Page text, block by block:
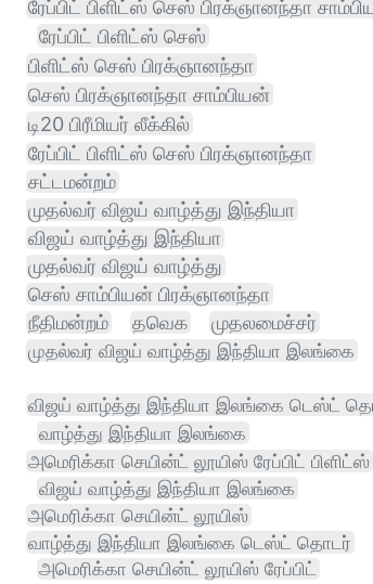
ரேப்பிட் பிளிட்ஸ் செஸ் பிரக்ஞானந்தா
ரேப்பிட் பிளிட்ஸ் செஸ்
பிளிட்ஸ் செஸ் பிரக்ஞானந்தா
செஸ் பிரக்ஞானந்தா சாம்பியன்
டி20 பிரீமியர் லீக்கில்
ரேப்பிட் பிளிட்ஸ் செஸ் பிரக்ஞானந்தா
சட்டமன்றம்
முதல்வர் விஜய் வாழ்த்து இந்தியா
விஜய் வாழ்த்து இந்தியா
முதல்வர் விஜய் வாழ்த்து
செஸ் சாம்பியன் பிரக்ஞானந்தா
நீதிமன்றம்
தவெக
முதலமைச்சர்
முதல்வர் விஜய் வாழ்த்து இந்தியா இலங்கை
விஜய் வாழ்த்து இந்தியா இலங்கை டெஸ்ட்
வாழ்த்து இந்தியா இலங்கை
அமெரிக்கா செயின்ட் லூயிஸ் ரேப்பிட் பிளிட்ஸ்
விஜய் வாழ்த்து இந்தியா இலங்கை
அமெரிக்கா செயின்ட் லூயிஸ்
வாழ்த்து இந்தியா இலங்கை டெஸ்ட் தொடர்
அமெரிக்கா செயின்ட் லூயிஸ் ரேப்பிட்